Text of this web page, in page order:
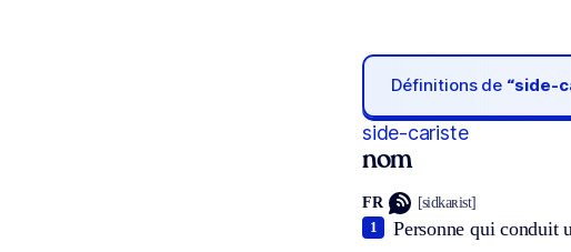
Définitions de “side-
side-cariste
nom
FR [sidkaʀist]
Personne qui conduit
1